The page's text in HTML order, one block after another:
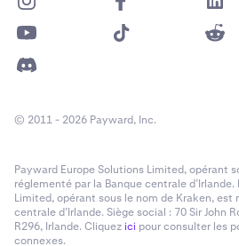
© 2011 - 2026 Payward, Inc.
Payward Europe Solutions Limited, opérant
réglementé par la Banque centrale
Limited, opérant sous le nom de Kraken, est
centrale d’Irlande. Siège social : 70 Sir John
R296, Irlande. Cliquezici pour consulter les
connexes.